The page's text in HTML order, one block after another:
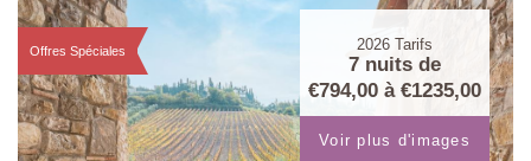
Offres Spéciales 2026 Tarifs
7 nuits de
€794,00 à €1235,00
Voir plus d'images